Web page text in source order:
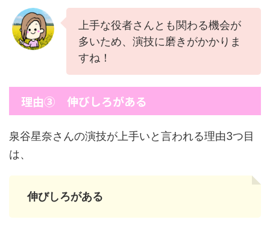
上手な役者さんとも関わる機会が
多いため、演技に磨きがかかりま
すね！
理由③ 伸びしろがある
泉谷星奈さんの演技が上手いと言われる理由3つ目
は、
伸びしろがある